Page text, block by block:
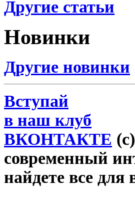
Другие статьи
Новинки
Другие новинки
Вступай
в наш клуб
ВКОНТАКТЕ
современный
найдете все для